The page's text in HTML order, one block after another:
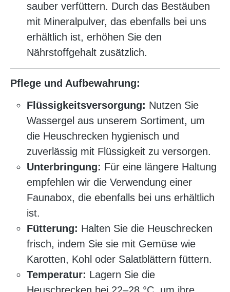
sauber verfüttern. Durch das Bestäuben
mit Mineralpulver, das ebenfalls bei uns
erhältlich ist, erhöhen Sie den
Nährstoffgehalt zusätzlich.
Pflege und Aufbewahrung:
Flüssigkeitsversorgung: Nutzen Sie
Wassergel aus unserem Sortiment, um
die Heuschrecken hygienisch und
zuverlässig mit Flüssigkeit zu versorgen.
Unterbringung: Für eine längere Haltung
empfehlen wir die Verwendung einer
Faunabox, die ebenfalls bei uns erhältlich
ist.
Fütterung: Halten Sie die Heuschrecken
frisch, indem Sie sie mit Gemüse wie
Karotten, Kohl oder Salatblättern füttern.
Temperatur: Lagern Sie die